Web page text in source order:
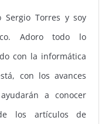
Sergio Torres y soy
Adoro todo lo
con la informática
con los avances
a conocer
los artículos de